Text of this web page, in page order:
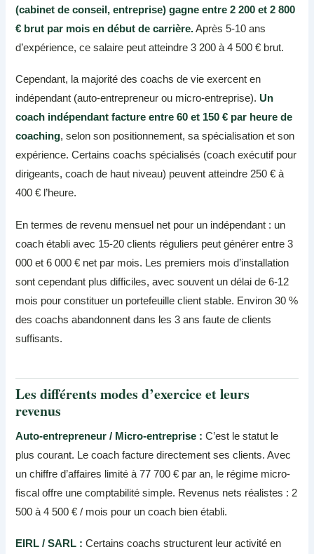
(cabinet de conseil, entreprise) gagne entre 2 200 et 2 800
€ brut par mois en début de carrière.Après 5-10 ans
d’expérience, ce salaire peut atteindre 3 200 à 4 500 € brut.
Cependant, la majorité des coachs de vie exercent en
indépendant (auto-entrepreneur ou micro-entreprise). Un
coach indépendant facture entre 60 et 150 € par heure de
coaching, selon son positionnement, sa spécialisation et son
expérience. Certains coachs spécialisés (coach exécutif pour
dirigeants, coach de haut niveau) peuvent atteindre 250 € à
400 € l’heure.
En termes de revenu mensuel net pour un indépendant : un
coach établi avec 15-20 clients réguliers peut générer entre 3
000 et 6 000 € net par mois. Les premiers mois d’installation
sont cependant plus difficiles, avec souvent un délai de 6-12
mois pour constituer un portefeuille client stable. Environ 30 %
des coachs abandonnent dans les 3 ans faute de clients
suffisants.
Les différents modes d’exercice et leurs
revenus
Auto-entrepreneur / Micro-entreprise : C’est le statut le
plus courant. Le coach facture directement ses clients. Avec
un chiffre d’affaires limité à 77 700 € par an, le régime micro-
fiscal offre une comptabilité simple. Revenus nets réalistes : 2
500 à 4 500 € / mois pour un coach bien établi.
EIRL / SARL : Certains coachs structurent leur activité en